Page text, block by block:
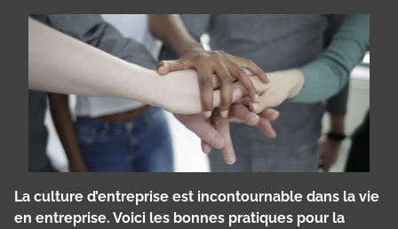
La culture d’entreprise est incontournable dans la vie
en entreprise. Voici les bonnes pratiques pour la